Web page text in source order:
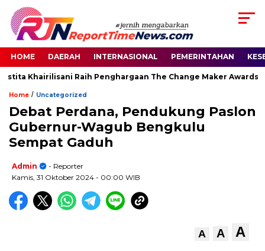
HOME DAERAH INTERNASIONAL PEMERINTAHAN
Khairilisani Raih Penghargaan The Change Maker Awards
Home / Uncategorized
Debat Perdana, Pendukung Paslon
Gubernur-Wagub Bengkulu
Sempat Gaduh
Admin
- Reporter
Kamis, 31 Oktober 2024 - 00:00 WIB
A A A